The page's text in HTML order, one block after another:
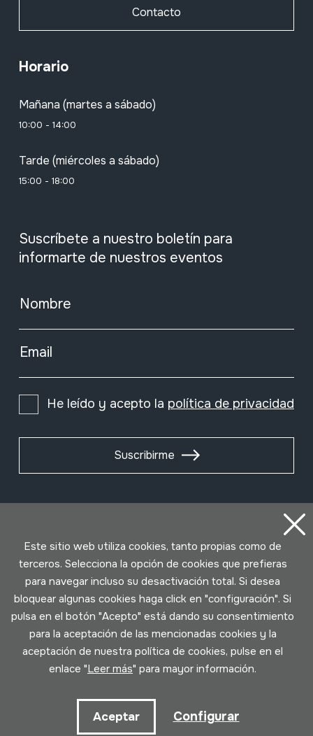
Contacto
Horario
Mañana (martes a sábado)
10:00 - 14:00
Tarde (miércoles a sábado)
15:00 - 18:00
Suscríbete a nuestro boletín para
informarte de nuestros eventos
Nombre
Email
He leído y acepto la política de privacidad
Suscribirme
Condiciones de uso
Política de privacidad
Política de cookies
Este sitio web utiliza cookies, tanto propias como de
terceros. Selecciona la opción de cookies que prefieras
para navegar incluso su desactivación total. Si desea
bloquear algunas cookies haga click en "configuración". Si
pulsa en el botón "Acepto" está dando su consentimiento
para la aceptación de las mencionadas cookies y la
aceptación de nuestra política de cookies, pulse en el
enlace "Leer más" para mayor información.
Aceptar Configurar